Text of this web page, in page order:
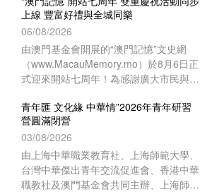
索取門票
招聘消息
上線 豐富好禮與全城同樂
06/08/2026
由澳門基金會開展的“澳門記憶”文史網
（www.MacauMemory.mo）於8月6日正
式迎來開站七周年！為感謝廣大市民與讀
日這天起，隆重推出兩項互動慶祝活動
──Facebook 官方專頁“七周年
Giveaway”互動遊戲以及“澳門離島知多
少”線上問答遊戲，以豐富好禮與全城同
樂！
青年匯 文化緣 中華情”2026年青年研習
營圓滿閉營
03/08/2026
由上海中華職業教育社、上海師範大學、
台灣中華傑出青年交流促進會、香港中華
職教社及澳門基金會共同主辦、上海師範